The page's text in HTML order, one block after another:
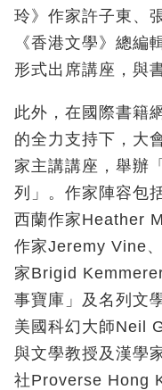
玲》作家許子東、
《香港文學》總編
形式出席講座，與
此外，在國際書籍
的全力支持下，大
家主講講座，舉辦
列」。作家陣容包
西蘭作家Heather
作家Jeremy Vine
家Brigid
事寶庫」及名列文
美國科幻大師Neil
與文學教授及漢學
社Proverse Hong